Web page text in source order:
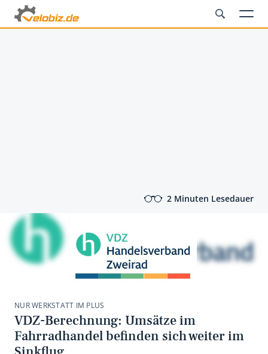
2 Minuten Lesedauer
NUR WERKSTATT IM PLUS
VDZ-Berechnung: Umsätze im
Fahrradhandel befinden sich weiter im